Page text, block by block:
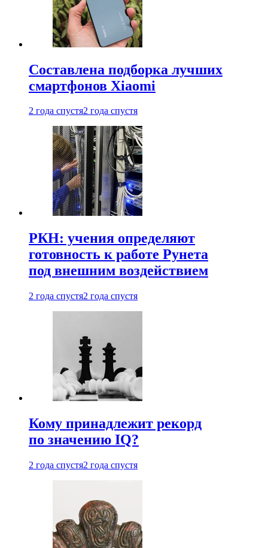
Составлена подборка лучших
смартфонов Xiaomi
2 года спустя2 года спустя
РКН: учения определяют
готовность к работе Рунета
под внешним воздействием
2 года спустя2 года спустя
Кому принадлежит рекорд
по значению IQ?
2 года спустя2 года спустя